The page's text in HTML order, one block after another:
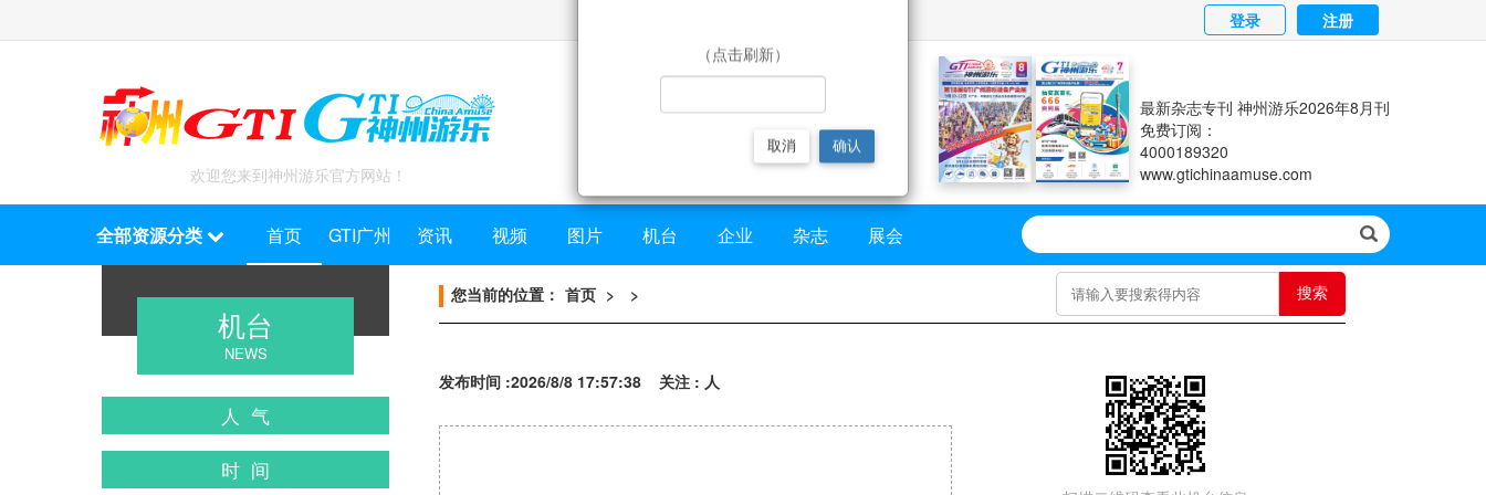
登录 注册
欢迎您来到神州游乐官方网站！
最新杂志专刊 神州游乐2026年8月刊
免费订阅：
4000189320
www.gtichinaamuse.com
全部资源分类 首页 GTI广州 资讯 视频 图片 机台 企业 杂志 展会
机台
NEWS
人 气
时 间
您当前的位置： 首页 > > 搜索
发布时间 :2026/8/8 17:57:38 关注 : 人
（点击刷新）
取消 确认